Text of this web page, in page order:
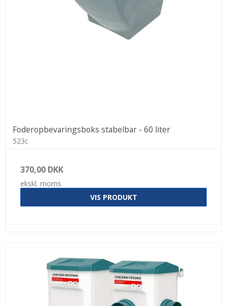
Foderopbevaringsboks stabelbar - 60 liter
523c
370,00 DKK
ekskl. moms
VIS PRODUKT